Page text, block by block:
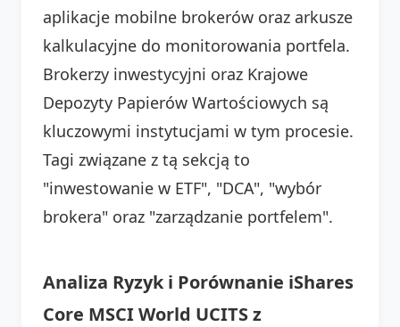
aplikacje mobilne brokerów oraz arkusze
kalkulacyjne do monitorowania portfela.
Brokerzy inwestycyjni oraz Krajowe
Depozyty Papierów Wartościowych są
kluczowymi instytucjami w tym procesie.
Tagi związane z tą sekcją to
"inwestowanie w ETF", "DCA", "wybór
brokera" oraz "zarządzanie portfelem".
Analiza Ryzyk i Porównanie iShares
Core MSCI World UCITS z